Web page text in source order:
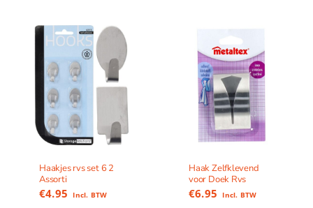
Haakjes rvs set 6 2
Assorti
€4.95 Incl. BTW
Haak Zelfklevend
voor Doek Rvs
€6.95 Incl. BTW